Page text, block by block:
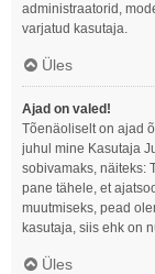
administraatorid,
varjatud kasutaja.
Üles
Ajad on valed!
Tõenäoliselt on ajad
juhul mine Kasutaja
sobivamaks, näiteks:
pane tähele, et
muutmiseks, pead
kasutaja, siis ehk on
Üles